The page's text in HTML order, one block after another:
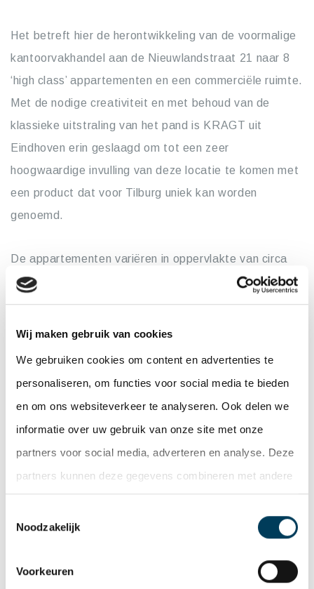
Wij maken gebruik van cookies
We gebruiken cookies om content en advertenties te
personaliseren, om functies voor social media te bieden
en om ons websiteverkeer te analyseren. Ook delen we
informatie over uw gebruik van onze site met onze
partners voor social media, adverteren en analyse. Deze
partners kunnen deze gegevens combineren met andere
verzameld op basis van uw gebruik van hun services.
Noodzakelijk
Voorkeuren
Het betreft hier de herontwikkeling van de voormalige
kantoorvakhandel aan de Nieuwlandstraat 21 naar 8
‘high class’ appartementen en een commerciële ruimte.
Met de nodige creativiteit en met behoud van de
klassieke uitstraling van het pand is KRAGT uit
Eindhoven erin geslaagd om tot een zeer
hoogwaardige invulling van deze locatie te komen met
een product dat voor Tilburg uniek kan worden
genoemd.
De appartementen variëren in oppervlakte van circa
50 m² tot circa 70 m², de commerciële ruimte heeft
een oppervlakte van circa 50 m². Het
De koper werd in het aankooptraject geadviseerd door
De Lobel & Partners – real estate experts. Verkoper
Estate.
Deel deze pagina